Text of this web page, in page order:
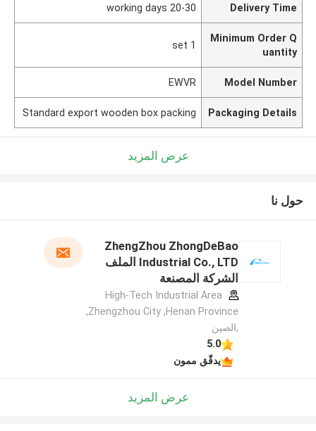
Delivery Time
20-30 working days
Minimum Order Q
uantity
1 set
Model Number
EWVR
Packaging Details
Standard export wooden box packing
عرض المزيد
حول نا
ZhengZhou ZhongDeBao
Industrial Co., LTD الملف
الشركة المصنعة
High-Tech Industrial Area
,Zhengzhou City ,Henan Province
,الصين
5.0
يدقّق ممون
عرض المزيد